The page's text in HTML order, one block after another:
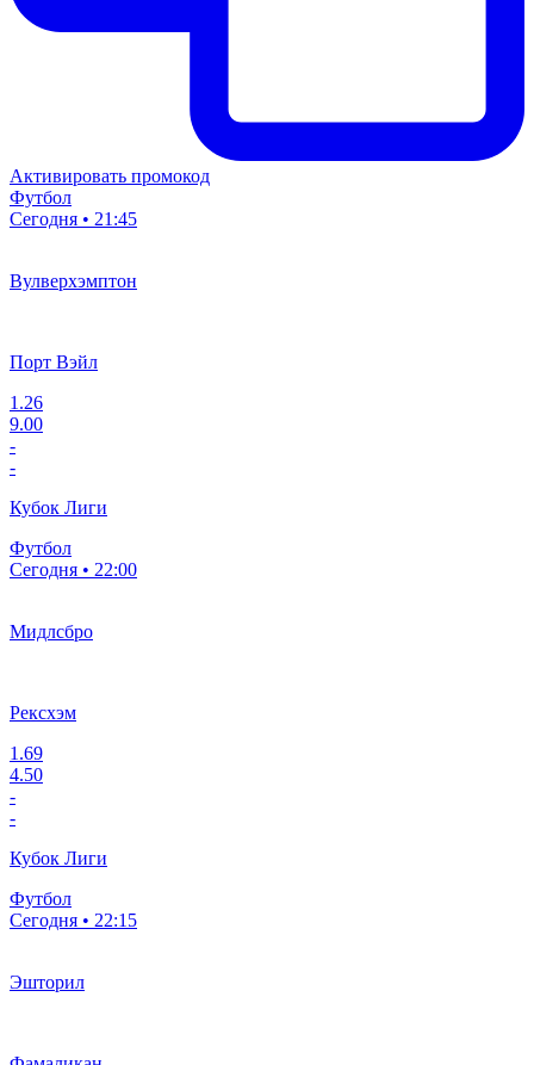
Активировать промокод
Футбол
Сегодня • 21:45
Вулверхэмптон
Порт Вэйл
1.26
9.00
-
-
Кубок Лиги
Футбол
Сегодня • 22:00
Мидлсбро
Рексхэм
1.69
4.50
-
-
Кубок Лиги
Футбол
Сегодня • 22:15
Эшторил